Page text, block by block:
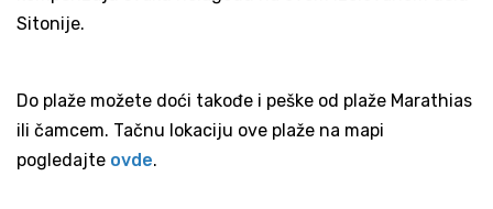
Sitonije.
Do plaže možete doći takođe i peške od plaže Marathias
ili čamcem. Tačnu lokaciju ove plaže na mapi
pogledajte ovde.